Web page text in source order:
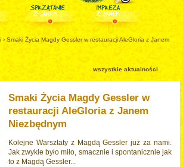
› Smaki Życia Magdy Gessler w restauracji AleGloria z Janem
wszystkie aktualności
Smaki Życia Magdy Gessler w
restauracji AleGloria z Janem
Niezbędnym
Kolejne Warsztaty z Magdą Gessler już za nami.
Jak zwykle było miło, smacznie i spontanicznie jak
to z Magdą Gessler...